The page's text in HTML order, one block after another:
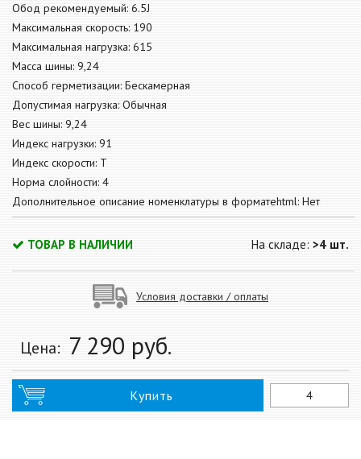
Обод рекомендуемый: 6.5J
Максимальная скорость: 190
Максимальная нагрузка: 615
Масса шины: 9,24
Способ герметизации: Бескамерная
Допустимая нагрузка: Обычная
Вес шины: 9,24
Индекс нагрузки: 91
Индекс скорости: T
Норма слойности: 4
Дополнительное описание номенклатуры в форматеhtml: Нет
ТОВАР В НАЛИЧИИ На складе: >4 шт.
Условия доставки / оплаты
Цена: 7 290 руб.
Купить